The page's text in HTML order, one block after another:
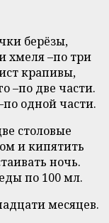
берёзы,
хмеля –по три
крапивы,
–по две части.
одной части.
столовые
и кипятить
ночь.
по 100 мл.
месяцев.